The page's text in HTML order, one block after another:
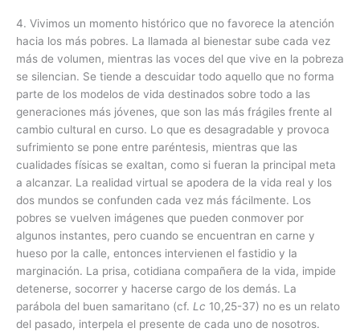
4. Vivimos un momento histórico que no favorece la atención
hacia los más pobres. La llamada al bienestar sube cada vez
más de volumen, mientras las voces del que vive en la pobreza
se silencian. Se tiende a descuidar todo aquello que no forma
parte de los modelos de vida destinados sobre todo a las
generaciones más jóvenes, que son las más frágiles frente al
cambio cultural en curso. Lo que es desagradable y provoca
sufrimiento se pone entre paréntesis, mientras que las
cualidades físicas se exaltan, como si fueran la principal meta
a alcanzar. La realidad virtual se apodera de la vida real y los
dos mundos se confunden cada vez más fácilmente. Los
pobres se vuelven imágenes que pueden conmover por
algunos instantes, pero cuando se encuentran en carne y
hueso por la calle, entonces intervienen el fastidio y la
marginación. La prisa, cotidiana compañera de la vida, impide
detenerse, socorrer y hacerse cargo de los demás. La
parábola del buen samaritano (cf. Lc 10,25-37) no es un relato
del pasado, interpela el presente de cada uno de nosotros.